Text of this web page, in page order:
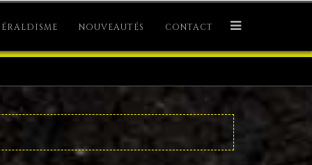
NOUVEAUTÉS CONTACT